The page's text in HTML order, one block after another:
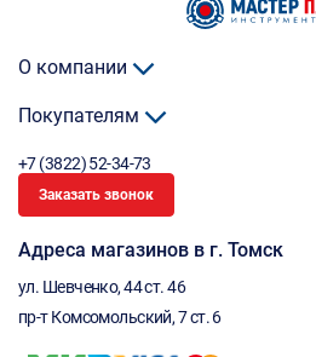
О компании
Покупателям
+7 (3822) 52-34-73
Заказать звонок
Адреса магазинов в г. Томск
ул. Шевченко, 44 ст. 46
пр-т Комсомольский, 7 ст. 6